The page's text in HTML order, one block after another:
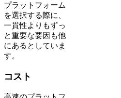
プラットフォーム
を選択する際に、
一貫性よりもずっ
と重要な要因も他
にあるとしていま
す。
コスト